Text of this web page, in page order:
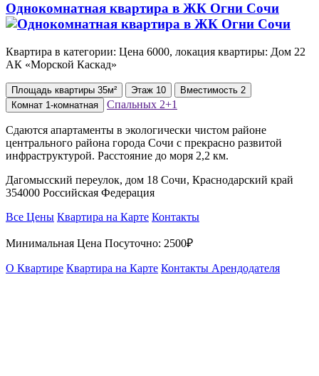
Однокомнатная квартира в ЖК Огни Сочи
Квартира в категории: Цена 6000, локация квартиры: Дом 22
АК «Морской Каскад»
Площадь квартиры 35м² Этаж 10 Вместимость 2
Комнат 1-комнатная Спальных 2+1
Сдаются апартаменты в экологически чистом районе
центрального района города Сочи с прекрасно развитой
инфраструктурой. Расстояние до моря 2,2 км.
Дагомысский переулок, дом 18 Сочи, Краснодарский край
354000 Российская Федерация
Все Цены Квартира на Карте Контакты
Минимальная Цена Посуточно: 2500₽
О Квартире Квартира на Карте Контакты Арендодателя